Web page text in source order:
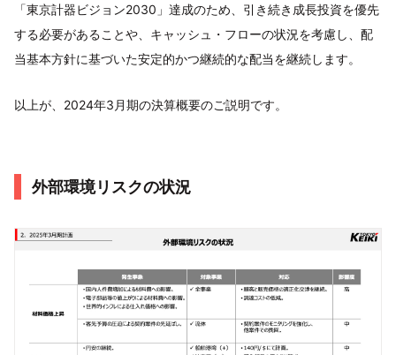
「東京計器ビジョン2030」達成のため、引き続き成長投資を優先
する必要があることや、キャッシュ・フローの状況を考慮し、配
当基本方針に基づいた安定的かつ継続的な配当を継続します。
以上が、2024年3月期の決算概要のご説明です。
外部環境リスクの状況